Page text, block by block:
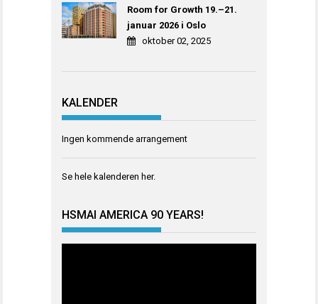
Room for Growth 19.–21.
januar 2026 i Oslo
oktober 02, 2025
KALENDER
Ingen kommende arrangement
Se hele kalenderen her.
HSMAI AMERICA 90 YEARS!